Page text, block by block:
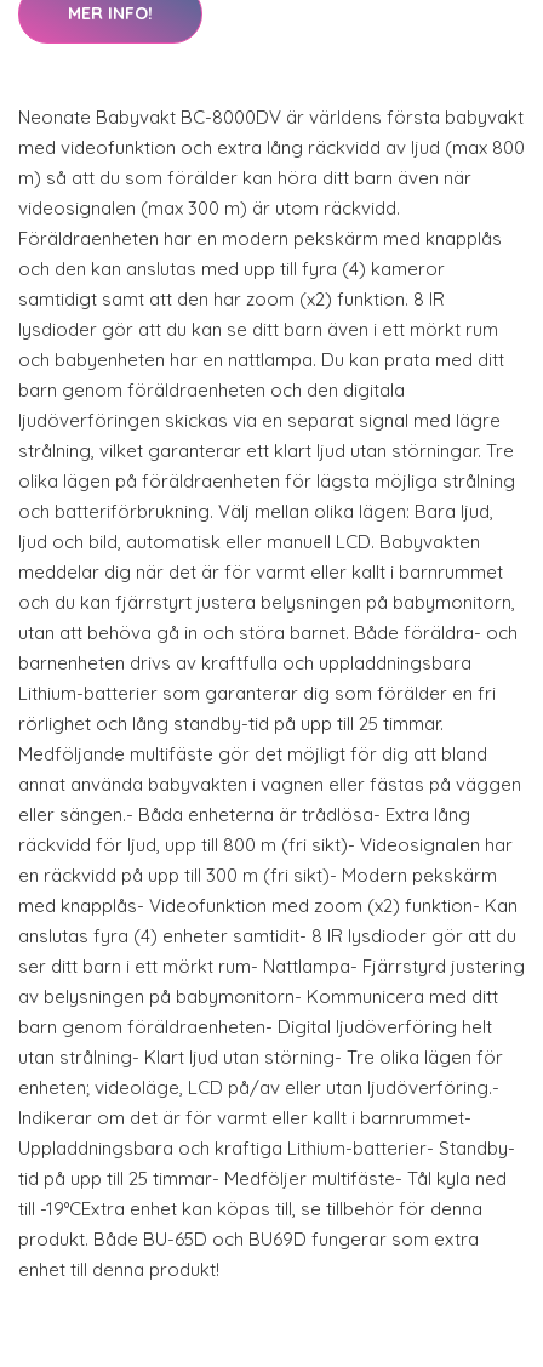
MER INFO!
Neonate Babyvakt BC-8000DV är världens första babyvakt
med videofunktion och extra lång räckvidd av ljud (max 800
m) så att du som förälder kan höra ditt barn även när
videosignalen (max 300 m) är utom räckvidd.
Föräldraenheten har en modern pekskärm med knapplås
och den kan anslutas med upp till fyra (4) kameror
samtidigt samt att den har zoom (x2) funktion. 8 IR
lysdioder gör att du kan se ditt barn även i ett mörkt rum
och babyenheten har en nattlampa. Du kan prata med ditt
barn genom föräldraenheten och den digitala
ljudöverföringen skickas via en separat signal med lägre
strålning, vilket garanterar ett klart ljud utan störningar. Tre
olika lägen på föräldraenheten för lägsta möjliga strålning
och batteriförbrukning. Välj mellan olika lägen: Bara ljud,
ljud och bild, automatisk eller manuell LCD. Babyvakten
meddelar dig när det är för varmt eller kallt i barnrummet
och du kan fjärrstyrt justera belysningen på babymonitorn,
utan att behöva gå in och störa barnet. Både föräldra- och
barnenheten drivs av kraftfulla och uppladdningsbara
Lithium-batterier som garanterar dig som förälder en fri
rörlighet och lång standby-tid på upp till 25 timmar.
Medföljande multifäste gör det möjligt för dig att bland
annat använda babyvakten i vagnen eller fästas på väggen
eller sängen.- Båda enheterna är trådlösa- Extra lång
räckvidd för ljud, upp till 800 m (fri sikt)- Videosignalen har
en räckvidd på upp till 300 m (fri sikt)- Modern pekskärm
med knapplås- Videofunktion med zoom (x2) funktion- Kan
anslutas fyra (4) enheter samtidit- 8 IR lysdioder gör att du
ser ditt barn i ett mörkt rum- Nattlampa- Fjärrstyrd justering
av belysningen på babymonitorn- Kommunicera med ditt
barn genom föräldraenheten- Digital ljudöverföring helt
utan strålning- Klart ljud utan störning- Tre olika lägen för
enheten; videoläge, LCD på/av eller utan ljudöverföring.-
Indikerar om det är för varmt eller kallt i barnrummet-
Uppladdningsbara och kraftiga Lithium-batterier- Standby-
tid på upp till 25 timmar- Medföljer multifäste- Tål kyla ned
till -19°CExtra enhet kan köpas till, se tillbehör för denna
produkt. Både BU-65D och BU69D fungerar som extra
enhet till denna produkt!